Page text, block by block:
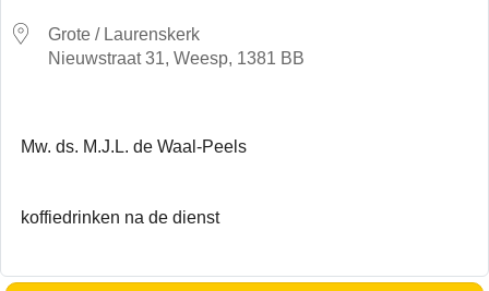
Grote / Laurenskerk
Nieuwstraat 31, Weesp, 1381 BB
Mw. ds. M.J.L. de Waal-Peels
koffiedrinken na de dienst